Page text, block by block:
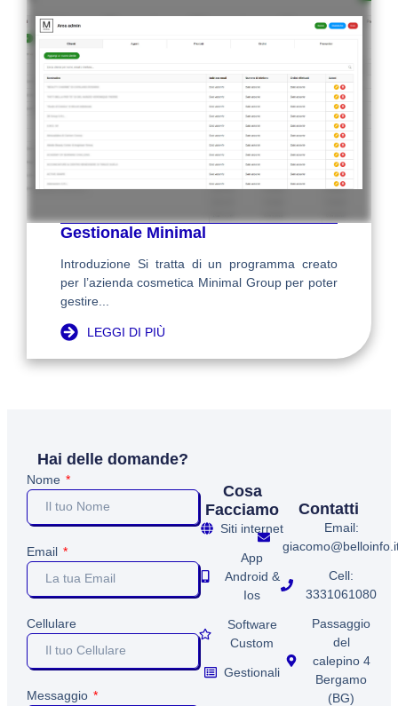
Gestionale Minimal
Introduzione Si tratta di un programma creato
per l’azienda cosmetica Minimal Group per poter
gestire...
LEGGI DI PIÙ
Hai delle domande?
Nome
Email
Cellulare
Messaggio
Cosa
Facciamo
Siti internet
App
Android &
Ios
Software
Custom
Gestionali
Contatti
Email:
Cell:
3331061080
Passaggio
del
calepino 4
Bergamo
(BG)